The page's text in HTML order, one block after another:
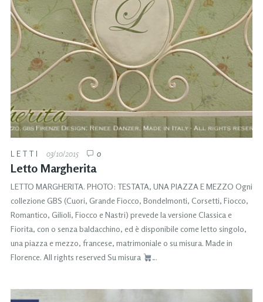
LETTI 03/10/2015 0
Letto Margherita
LETTO MARGHERITA. PHOTO: TESTATA, UNA PIAZZA E MEZZO Ogni
collezione GBS (Cuori, Grande Fiocco, Bondelmonti, Corsetti, Fiocco,
Romantico, Gilioli, Fiocco e Nastri) prevede la versione Classica e
Fiorita, con o senza baldacchino, ed è disponibile come letto singolo,
una piazza e mezzo, francese, matrimoniale o su misura. Made in
Florence. All rights reserved Su misura
…